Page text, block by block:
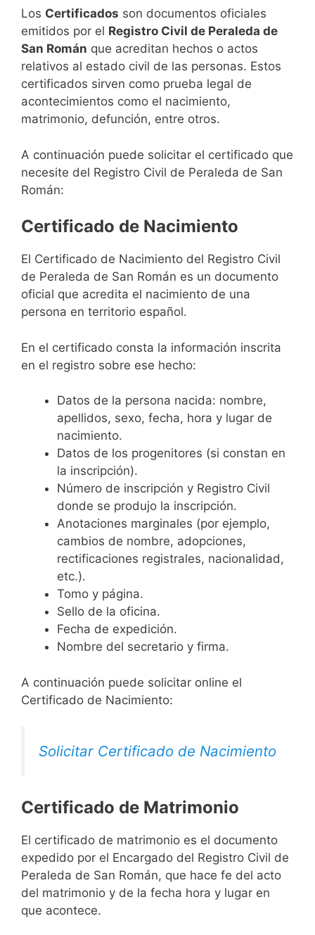
Los Certificados son documentos oficiales
emitidos por el Registro Civil de Peraleda de
San Román que acreditan hechos o actos
relativos al estado civil de las personas. Estos
certificados sirven como prueba legal de
acontecimientos como el nacimiento,
matrimonio, defunción, entre otros.
A continuación puede solicitar el certificado que
necesite del Registro Civil de Peraleda de San
Román:
Certificado de Nacimiento
El Certificado de Nacimiento del Registro Civil
de Peraleda de San Román es un documento
oficial que acredita el nacimiento de una
persona en territorio español.
En el certificado consta la información inscrita
en el registro sobre ese hecho:
Datos de la persona nacida: nombre,
apellidos, sexo, fecha, hora y lugar de
nacimiento.
Datos de los progenitores (si constan en
la inscripción).
Número de inscripción y Registro Civil
donde se produjo la inscripción.
Anotaciones marginales (por ejemplo,
cambios de nombre, adopciones,
rectificaciones registrales, nacionalidad,
etc.).
Tomo y página.
Sello de la oficina.
Fecha de expedición.
Nombre del secretario y firma.
A continuación puede solicitar online el
Certificado de Nacimiento:
Solicitar Certificado de Nacimiento
Certificado de Matrimonio
El certificado de matrimonio es el documento
expedido por el Encargado del Registro Civil de
Peraleda de San Román, que hace fe del acto
del matrimonio y de la fecha hora y lugar en
que acontece.